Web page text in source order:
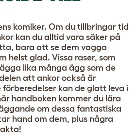
komiker. Om du tillbringar tid
kan du alltid vara säker på
bara att se dem vagga
helst glad. Vissa raser, som
lika många ägg som de
att ankor också är
kan de glatt leva i
handboken kommer du lära
om dessa fantastiska
hand om dem, plus några